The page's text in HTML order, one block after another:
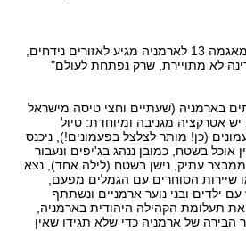
מנחם עבדי, מנהל מאגמה מספר "מסע מאגמה 13 לארמניה מגיע לאזורים נידחים,
לא מתויירת, שרק נפתחת לעולם"
בארמניה (שעתיים וחצי טיסה מישראל
אטרקציה מגניבה ומיוחדת: טיול
(כן! מותר לצלצל בפעמונים!), ניכנס
בשטח, כמובן ננהג בג'יפים ונעבור
עתיק, נישן בשטח (לילה אחד), נצא
שיירות הסוחרים עם הגמלים מפעם,
ילדים ובני נוער ארמניים ונשתתף
תעלומת הקהילה היהודית בארמניה,
הבירה של ארמניה כדי שלא תגידו שאין